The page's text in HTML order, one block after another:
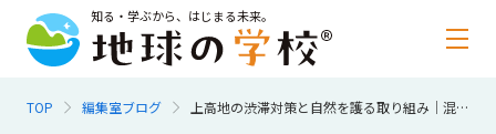
知る・学ぶから、はじまる未来。
TOP 編集室ブログ 上高地の渋滞対策と自然を護る取り組み｜混雑の先に見えた絶景